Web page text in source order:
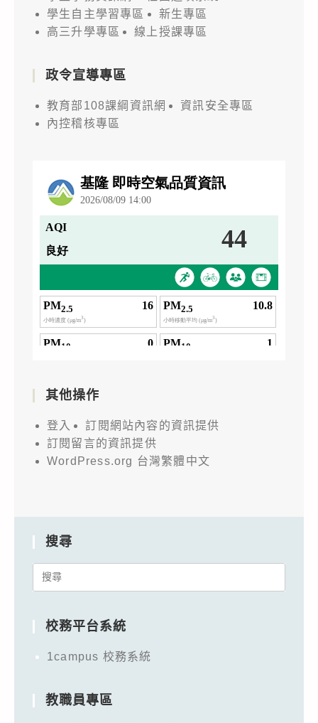
學生自主學習專區
新生專區
高三升學專區
線上授課專區
政令宣導專區
教育部108課綱資訊網
資訊安全專區
內控稽核專區
其他操作
登入
訂閱網站內容的資訊提供
訂閱留言的資訊提供
WordPress.org 台灣繁體中文
搜尋
Search
校務平台系統
1campus 校務系統
教職員專區